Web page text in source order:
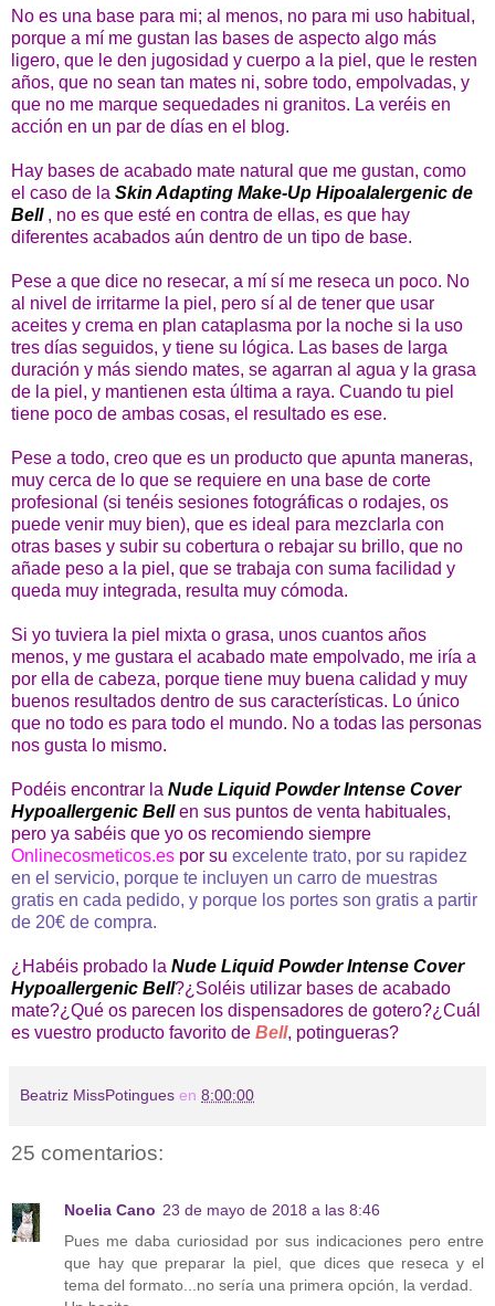
No es una base para mi; al menos, no para mi uso habitual,
porque a mí me gustan las bases de aspecto algo más
ligero, que le den jugosidad y cuerpo a la piel, que le resten
años, que no sean tan mates ni, sobre todo, empolvadas, y
que no me marque sequedades ni granitos. La veréis en
acción en un par de días en el blog.
Hay bases de acabado mate natural que me gustan, como
el caso de la Skin Adapting Make-Up Hipoalalergenic de
Bell, no es que esté en contra de ellas, es que hay
diferentes acabados aún dentro de un tipo de base.
Pese a que dice no resecar, a mí sí me reseca un poco. No
al nivel de irritarme la piel, pero sí al de tener que usar
aceites y crema en plan cataplasma por la noche si la uso
tres días seguidos, y tiene su lógica. Las bases de larga
duración y más siendo mates, se agarran al agua y la grasa
de la piel, y mantienen esta última a raya. Cuando tu piel
tiene poco de ambas cosas, el resultado es ese.
Pese a todo, creo que es un producto que apunta maneras,
muy cerca de lo que se requiere en una base de corte
profesional (si tenéis sesiones fotográficas o rodajes, os
puede venir muy bien), que es ideal para mezclarla con
otras bases y subir su cobertura o rebajar su brillo, que no
añade peso a la piel, que se trabaja con suma facilidad y
queda muy integrada, resulta muy cómoda.
Si yo tuviera la piel mixta o grasa, unos cuantos años
menos, y me gustara el acabado mate empolvado, me iría a
por ella de cabeza, porque tiene muy buena calidad y muy
buenos resultados dentro de sus características. Lo único
que no todo es para todo el mundo. No a todas las personas
nos gusta lo mismo.
Podéis encontrar la Nude Liquid Powder Intense Cover
Hypoallergenic Bellen sus puntos de venta habituales,
pero ya sabéis que yo os recomiendo siempre
Onlinecosmeticos.es por su excelente trato, por su rapidez
en el servicio, porque te incluyen un carro de muestras
gratis en cada pedido, y porque los portes son gratis a partir
de 20€ de compra.
¿Habéis probado la Nude Liquid Powder Intense Cover
Hypoallergenic Bell?¿Soléis utilizar bases de acabado
mate?¿Qué os parecen los dispensadores de gotero?¿Cuál
es vuestro producto favorito de Bell, potingueras?
Beatriz MissPotingues en 8:00:00
25 comentarios:
Noelia Cano 23 de mayo de 2018 a las 8:46
Pues me daba curiosidad por sus indicaciones pero entre
que hay que preparar la piel, que dices que reseca y el
tema del formato...no sería una primera opción, la verdad.